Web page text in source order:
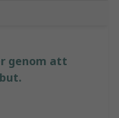
genom att